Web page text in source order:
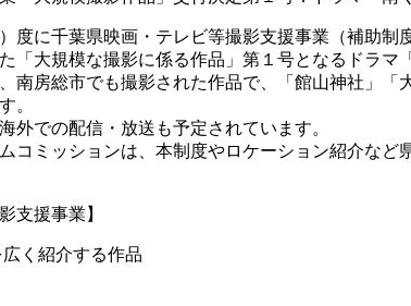
度に千葉県映画・テレビ等撮影支援事業（補助制
「大規模な撮影に係る作品」第１号となるドラマ
南房総市でも撮影された作品で、「館山神社」
。
外での配信・放送も予定されています。
コミッションは、本制度やロケーション紹介な
支援事業】
く紹介する作品